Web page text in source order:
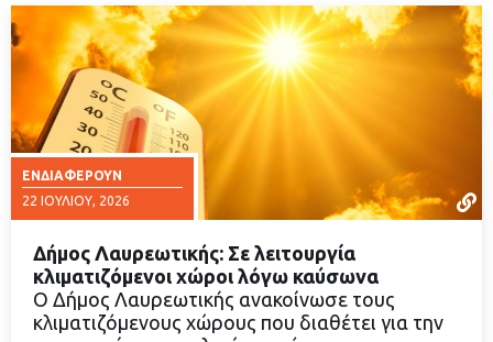
ΕΝΔΙΑΦΈΡΟΥΝ
22 ΙΟΥΛΊΟΥ, 2026
ΔΙΑΒΑΣΤΕ ΠΕΡΙΣΣΟΤΕΡΑ
Δήμος Λαυρεωτικής: Σε λειτουργία
κλιματιζόμενοι χώροι λόγω καύσωνα
Ο Δήμος Λαυρεωτικής ανακοίνωσε τους
κλιματιζόμενους χώρους που διαθέτει για την